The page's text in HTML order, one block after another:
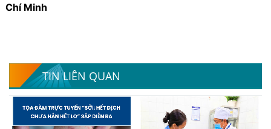
Chí Minh
TIN LIÊN QUAN